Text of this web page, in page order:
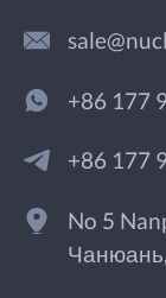
+86 177
+86 177
No 5